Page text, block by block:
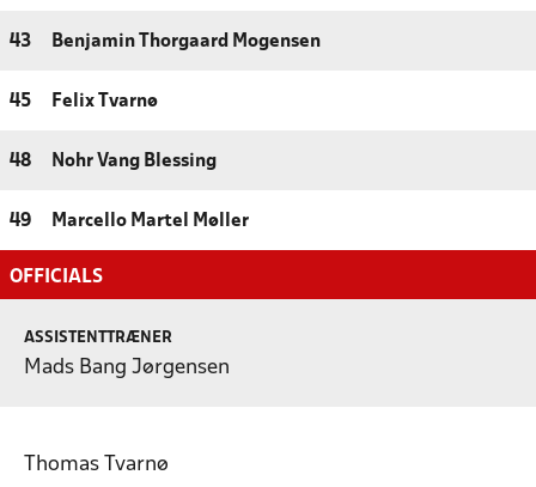
43 Benjamin Thorgaard Mogensen
45 Felix Tvarnø
48 Nohr Vang Blessing
49 Marcello Martel Møller
OFFICIALS
ASSISTENTTRÆNER
Mads Bang Jørgensen
Thomas Tvarnø